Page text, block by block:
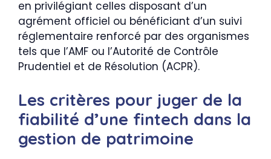
en privilégiant celles disposant d’un
agrément officiel ou bénéficiant d’un suivi
réglementaire renforcé par des organismes
tels que l’AMF ou l’Autorité de Contrôle
Prudentiel et de Résolution (ACPR).
Les critères pour juger de la
fiabilité d’une fintech dans la
gestion de patrimoine